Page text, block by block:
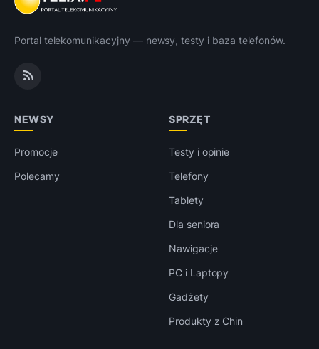
Portal telekomunikacyjny — newsy, testy i baza telefonów.
NEWSY
Promocje
Polecamy
SPRZĘT
Testy i opinie
Telefony
Tablety
Dla seniora
Nawigacje
PC i Laptopy
Gadżety
Produkty z Chin